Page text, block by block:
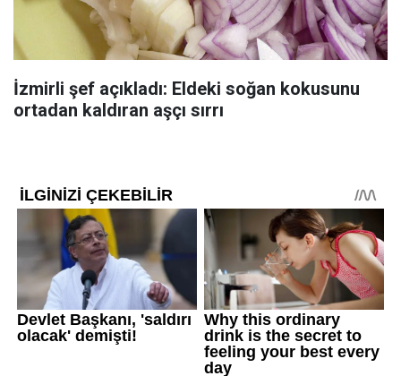
İzmirli şef açıkladı: Eldeki soğan kokusunu
ortadan kaldıran aşçı sırrı